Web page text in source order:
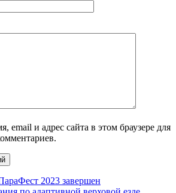
email и адрес сайта в этом браузере для
2023 завершен